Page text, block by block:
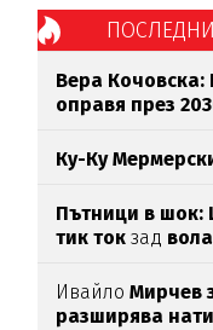
ПОСЛЕДНИ
Вера Кочовска:
оправя през
Ку-Ку
Пътници в шок:
тик ток зад
ИвайлоМирчев
разширява